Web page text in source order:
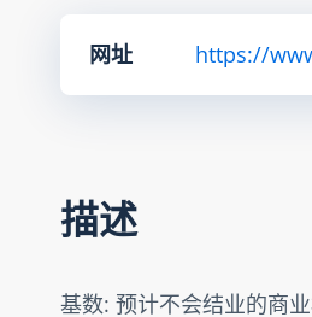
网址 https://
描述
基数: 预计不会结业的商